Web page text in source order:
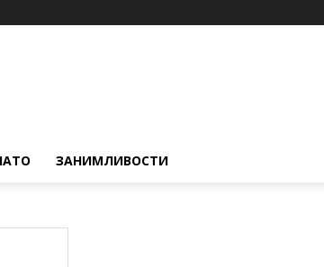
ЗАНИМЛИВОСТИ